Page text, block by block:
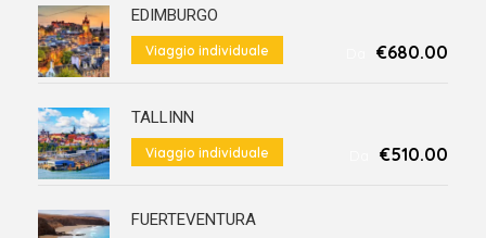
EDIMBURGO
Viaggio individuale €680.00
TALLINN
Viaggio individuale €510.00
FUERTEVENTURA